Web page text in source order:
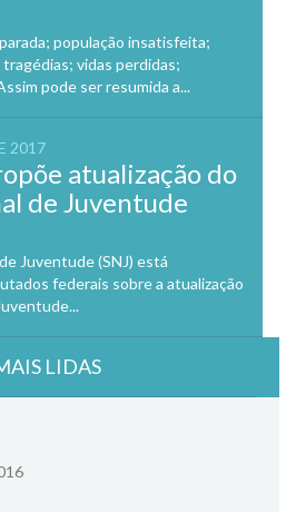
população insatisfeita;
vidas perdidas;
pode ser resumida a...
2017
atualização do
de Juventude
Juventude (SNJ) está
federais sobre a atualização
LIDAS